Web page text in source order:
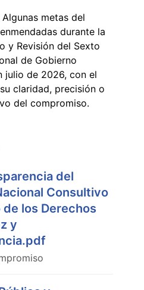
Algunas metas del
durante la
y Revisión del Sexto
de Gobierno
julio de 2026, con el
claridad, precisión o
del compromiso.
del
Consultivo
de los Derechos
y